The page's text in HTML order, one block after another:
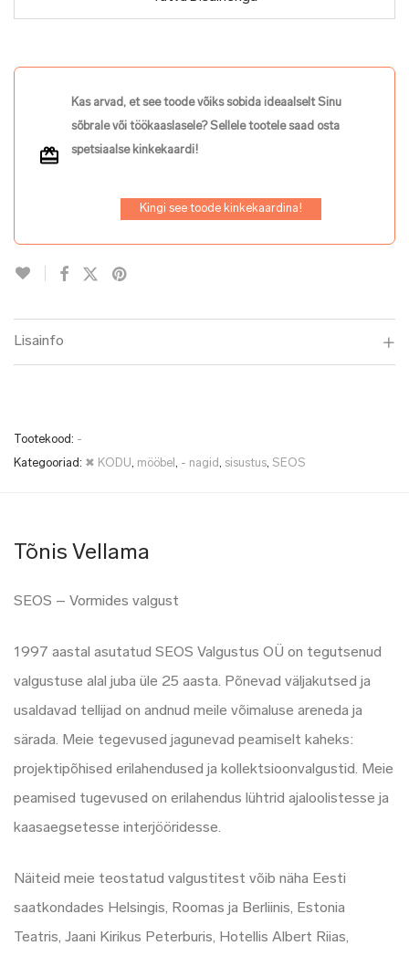
Kas arvad, et see toode võiks sobida ideaalselt Sinu
sõbrale või töökaaslasele? Sellele tootele saad osta
spetsiaalse kinkekaardi!
Kingi see toode kinkekaardina!
Lisainfo
Tootekood: -
Kategooriad: ✖ KODU, mööbel , - nagid, sisustus, SEOS
Tõnis Vellama
SEOS – Vormides valgust
1997 aastal asutatud SEOS Valgustus OÜ on tegutsenud
valgustuse alal juba üle 25 aasta. Põnevad väljakutsed ja
usaldavad tellijad on andnud meile võimaluse areneda ja
särada. Meie tegevused jagunevad peamiselt kaheks:
projektipõhised erilahendused ja kollektsioonvalgustid. Meie
peamised tugevused on erilahendus lühtrid ajaloolistesse ja
kaasaegsetesse interjööridesse.
Näiteid meie teostatud valgustitest võib näha Eesti
saatkondades Helsingis, Roomas ja Berliinis, Estonia
Teatris, Jaani Kirikus Peterburis, Hotellis Albert Riias,